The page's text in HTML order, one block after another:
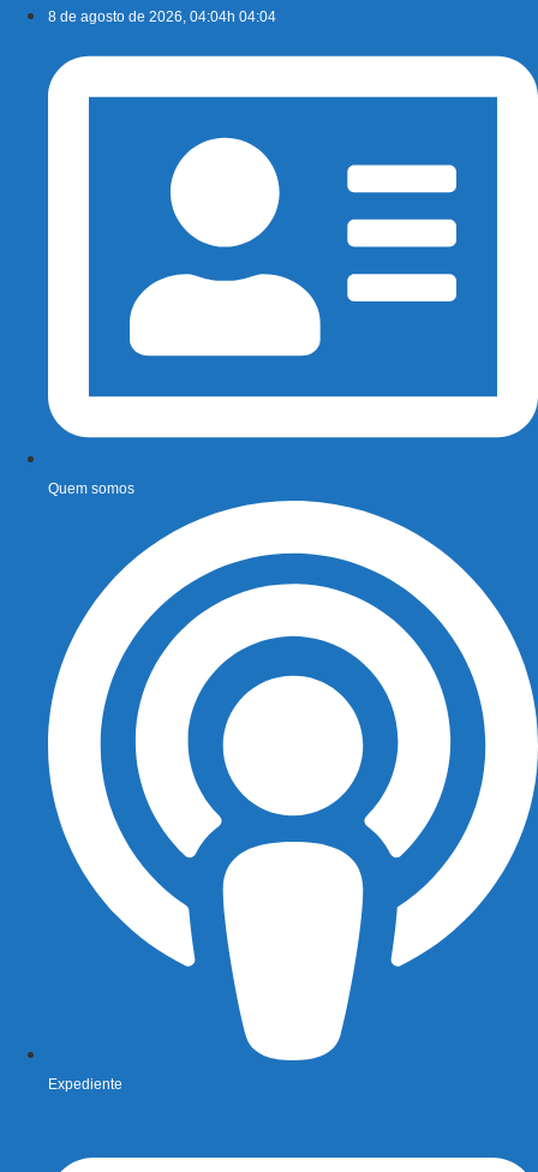
conteúdo
8 de agosto de 2026, 04:04h 04:04
Quem somos
Expediente